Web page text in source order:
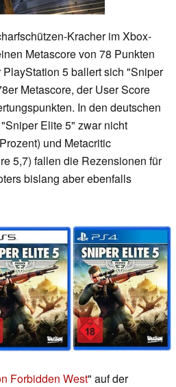
Kracher im Xbox-
Metascore von 78 Punkten
5 ballert sich "Sniper
Metascore, der User Score
In den deutschen
Elite 5" zwar nicht
und Metacritic
5,7) fallen die Rezensionen für
bislang aber ebenfalls
Forbidden West" auf der